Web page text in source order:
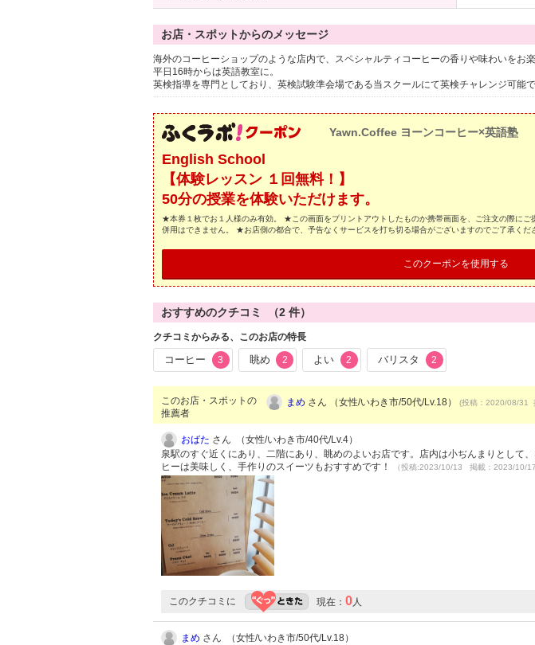
お店・スポットからのメッセージ
海外のコーヒーショップのような店内で、スペシャルティコーヒーの香りや味わいをお
平日16時からは英語教室に。
英検指導を専門としており、英検試験準会場である当スクールにて英検チャレンジ可能で
Yawn.Coffee ヨーンコーヒー×英語塾
English School
【体験レッスン １回無料！】
50分の授業を体験いただけます。
★本券１枚でお１人様のみ有効。 ★この画面をプリントアウトしたものか携帯画面を、ご注文の際に
併用はできません。 ★お店側の都合で、予告なくサービスを打ち切る場合がございますのでご了承くだ
このクーポンを使用する
おすすめのクチコミ （2 件）
クチコミからみる、このお店の特長
コーヒー 3 眺め 2 よい 2 バリスタ 2
このお店・スポットの
推薦者
まめ さん （女性/いわき市/50代/Lv.18） (投稿：2020/08/31
おばた さん （女性/いわき市/40代/Lv.4）
泉駅のすぐ近くにあり、二階にあり、眺めのよいお店です。店内は小ぢんまりとして
ヒーは美味しく、手作りのスイーツもおすすめです！
（投稿:2023/10/13 掲載：2023/10/17
このクチコミに 現在： 0 人
まめ さん （女性/いわき市/50代/Lv.18）